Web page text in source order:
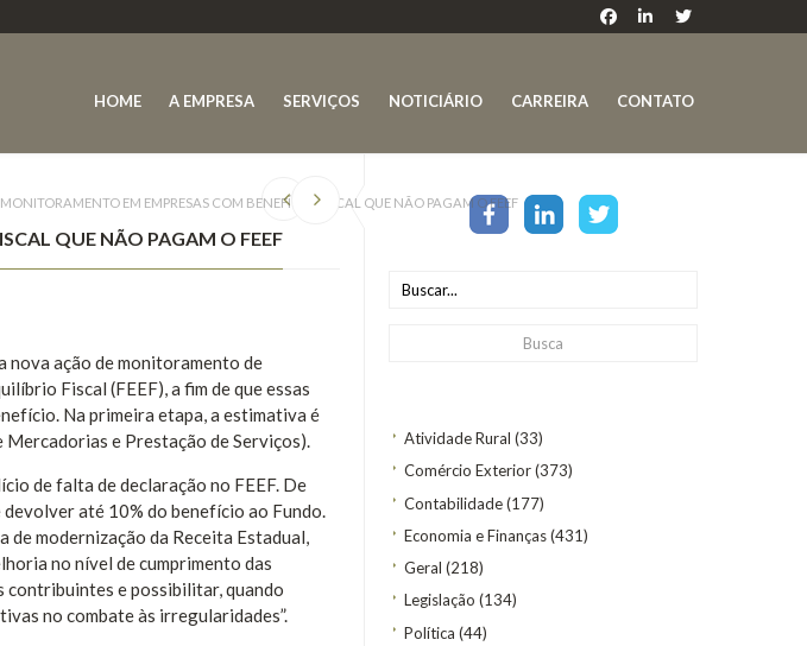
HOME A EMPRESA SERVIÇOS NOTICIÁRIO CARREIRA CONTATO
Atividade Rural (33)
Comércio Exterior(373)
Contabilidade(177)
Economia e Finanças(431)
Geral (218)
Legislação (134)
Política (44)
EM EMPRESAS COM BENEFÍCIO FISCAL QUE NÃO PAGAM O FEEF
QUE NÃO PAGAM O FEEF
nova ação de monitoramento de
Fiscal (FEEF), a fim de que essas
Na primeira etapa, a estimativa é
e Prestação de Serviços).
de falta de declaração no FEEF. De
até 10% do benefício ao Fundo.
de modernização da Receita Estadual,
no nível de cumprimento das
contribuintes e possibilitar, quando
no combate às irregularidades”.